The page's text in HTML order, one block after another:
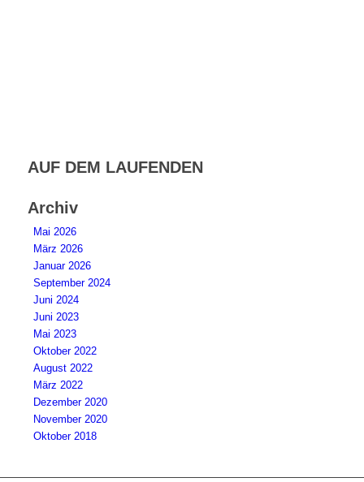
AUF DEM LAUFENDEN
Archiv
Mai 2026
März 2026
Januar 2026
September 2024
Juni 2024
Juni 2023
Mai 2023
Oktober 2022
August 2022
März 2022
Dezember 2020
November 2020
Oktober 2018